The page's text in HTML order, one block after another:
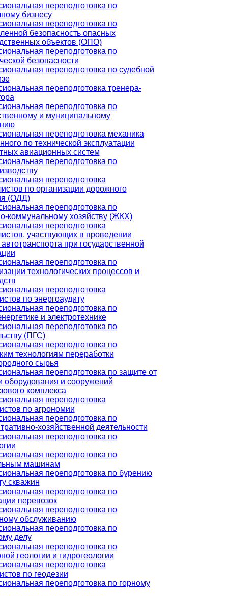
переподготовка по
бизнесу
переподготовка по
безопасность опасных
объектов (ОПО)
переподготовка по
безопасности
переподготовка по судебной
переподготовка тренера-
переподготовка по
и муниципальному
переподготовка механика
по технической эксплуатации
авиационных систем
переподготовка по
переподготовка
по организации дорожного
(ОДД)
переподготовка по
коммунальному хозяйству (ЖКХ)
переподготовка
участвующих в проведении
при государственной
переподготовка по
технологических процессов и
переподготовка
по энергоаудиту
переподготовка по
и электротехнике
переподготовка по
(ПГС)
переподготовка по
технологиям переработки
сырья
переподготовка по защите от
оборудования и сооружений
комплекса
переподготовка
по агрономии
переподготовка по
хозяйственной деятельности
переподготовка по
переподготовка по
машинам
переподготовка по бурению
скважин
переподготовка по
перевозок
переподготовка по
обслуживанию
переподготовка по
делу
переподготовка по
геологии и гидрогеологии
переподготовка
по геодезии
переподготовка по горному